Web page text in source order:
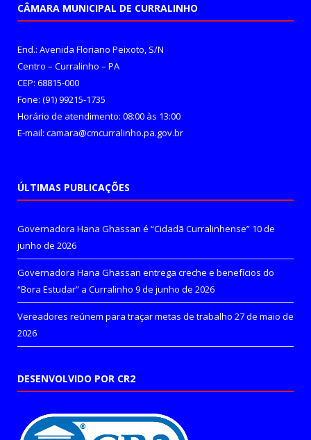
CÂMARA MUNICIPAL DE CURRALINHO
End.: Avenida Floriano Peixoto, S/N
Centro – Curralinho – PA
CEP: 68815-000
Fone: (91) 99215-1735
Horário de atendimento: 08:00 às 13:00
E-mail: camara@cmcurralinho.pa.gov.br
ÚLTIMAS PUBLICAÇÕES
Governadora Hana Ghassan é “Cidadã Curralinhense” 10 de
junho de 2026
Governadora Hana Ghassan entrega creche e benefícios do
“Bora Estudar” a Curralinho 9 de junho de 2026
Vereadores reúnem para traçar metas de trabalho 27 de maio de
2026
DESENVOLVIDO POR CR2